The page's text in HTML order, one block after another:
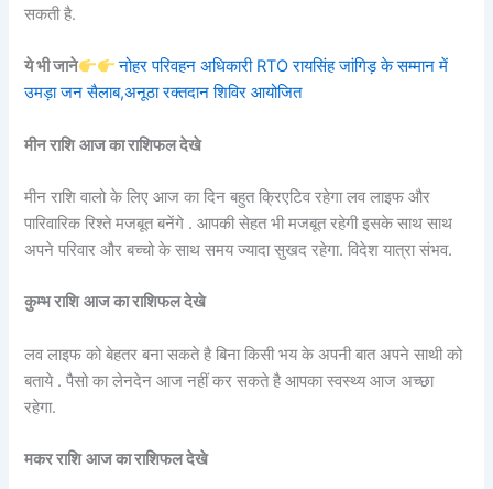
सकती है.
ये भी जाने
नोहर परिवहन अधिकारी RTO रायसिंह जांगिड़ के सम्मान में
उमड़ा जन सैलाब,अनूठा रक्तदान शिविर आयोजित
मीन राशि आज का राशिफल देखे
मीन राशि वालो के लिए आज का दिन बहुत क्रिएटिव रहेगा लव लाइफ और
पारिवारिक रिश्ते मजबूत बनेंगे . आपकी सेहत भी मजबूत रहेगी इसके साथ साथ
अपने परिवार और बच्चो के साथ समय ज्यादा सुखद रहेगा. विदेश यात्रा संभव.
कुम्भ राशि आज का राशिफल देखे
लव लाइफ को बेहतर बना सकते है बिना किसी भय के अपनी बात अपने साथी को
बताये . पैसो का लेनदेन आज नहीं कर सकते है आपका स्वस्थ्य आज अच्छा
रहेगा.
मकर राशि आज का राशिफल देखे